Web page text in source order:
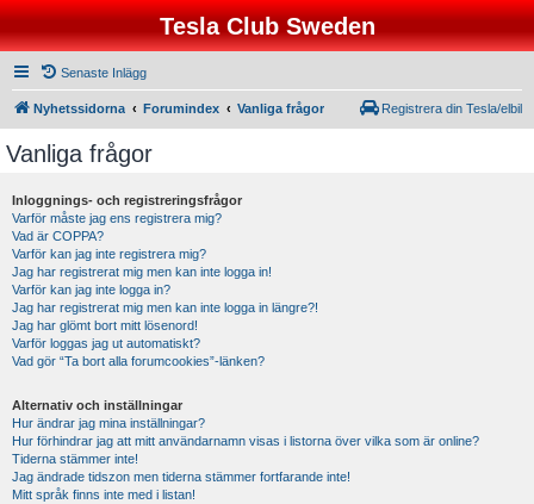
Tesla Club Sweden
Senaste Inlägg
Nyhetssidorna Forumindex Vanliga frågor Registrera din Tesla/elbil
Vanliga frågor
Inloggnings- och registreringsfrågor
Varför måste jag ens registrera mig?
Vad är COPPA?
Varför kan jag inte registrera mig?
Jag har registrerat mig men kan inte logga in!
Varför kan jag inte logga in?
Jag har registrerat mig men kan inte logga in längre?!
Jag har glömt bort mitt lösenord!
Varför loggas jag ut automatiskt?
Vad gör “Ta bort alla forumcookies”-länken?
Alternativ och inställningar
Hur ändrar jag mina inställningar?
Hur förhindrar jag att mitt användarnamn visas i listorna över vilka som är online?
Tiderna stämmer inte!
Jag ändrade tidszon men tiderna stämmer fortfarande inte!
Mitt språk finns inte med i listan!